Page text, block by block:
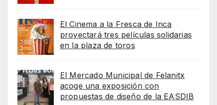
El Cinema a la Fresca de Inca
proyectará tres películas solidarias
en la plaza de toros
El Mercado Municipal de Felanitx
acoge una exposición con
propuestas de diseño de la EASDIB